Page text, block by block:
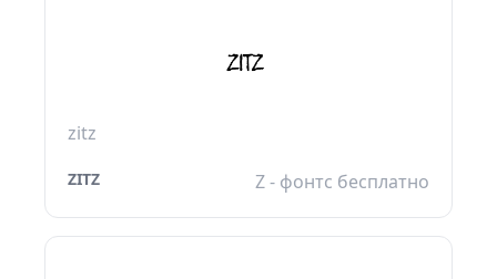
zitz
ZITZ Z - фонтс бесплатно